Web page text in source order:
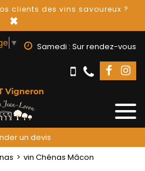
clients des vins savoureux ?
×
▼ Samedi : Sur rendez-vous
un devis
vin Chénas Mâcon